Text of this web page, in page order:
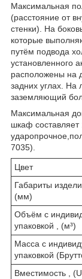
Максимальная
(расстояние от
стенки). На
которые
путём подвода
установленного
расположены на
задних углах. На
заземляющий
Максимальная
шкаф
7035).
Цвет
Габариты
(мм)
Объём с
упаковкой , (м³)
Масса с
упаковкой
Вместимость ,